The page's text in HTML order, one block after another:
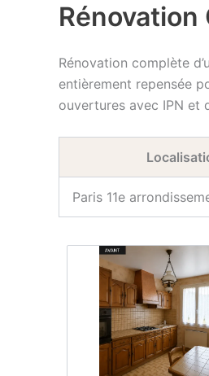
Rénovation
Rénovation complète
entièrement repensée
ouvertures avec IPN et
Paris 11e